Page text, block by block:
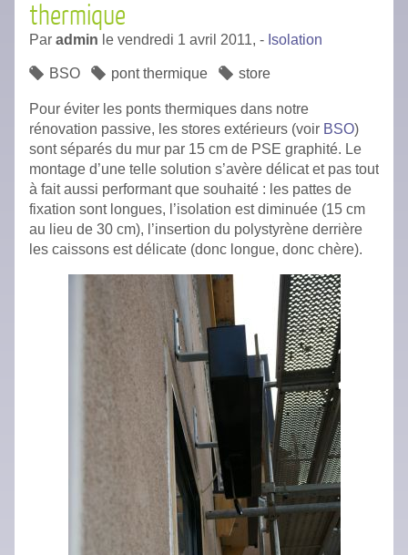
thermique
Par admin le vendredi 1 avril 2011, - Isolation
BSO pont thermique store
Pour éviter les ponts thermiques dans notre
rénovation passive, les stores extérieurs (voir BSO)
sont séparés du mur par 15 cm de PSE graphité. Le
montage d’une telle solution s’avère délicat et pas tout
à fait aussi performant que souhaité : les pattes de
fixation sont longues, l’isolation est diminuée (15 cm
au lieu de 30 cm), l’insertion du polystyrène derrière
les caissons est délicate (donc longue, donc chère).